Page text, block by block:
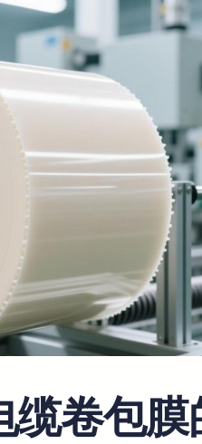
缆卷包